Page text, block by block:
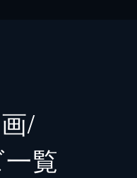
/
覧